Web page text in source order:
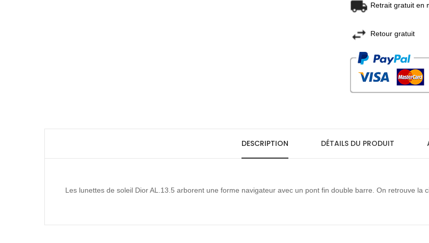
Retrait gratuit en
Retour gratuit
DESCRIPTION DÉTAILS DU PRODUIT
Les lunettes de soleil Dior AL.13.5 arborent une forme navigateur avec un pont fin double barre. On retrouve la